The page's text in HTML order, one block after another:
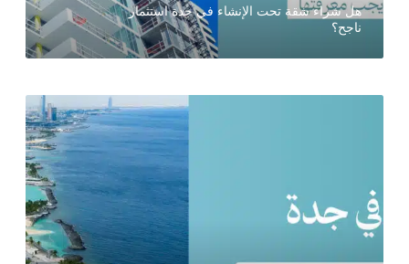
هل شراء شقة تحت الإنشاء في جدة استثمار
ناجح؟